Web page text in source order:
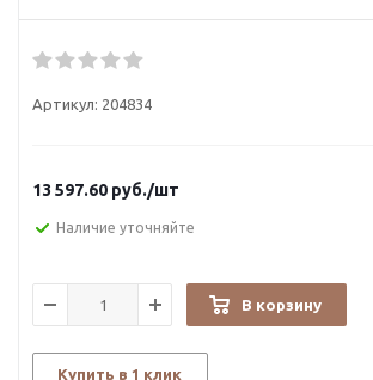
Артикул: 204834
13 597.60 руб./шт
Наличие уточняйте
В корзину
Купить в 1 клик